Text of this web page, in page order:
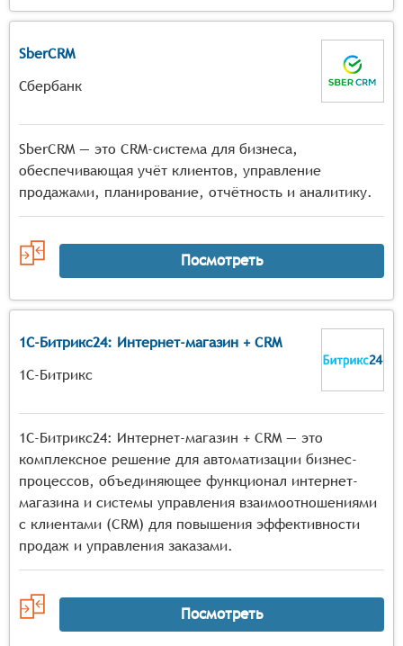
SberCRM
Сбербанк
SberCRM — это CRM-система для бизнеса,
обеспечивающая учёт клиентов, управление
продажами, планирование, отчётность и аналитику.
Посмотреть
1С-Битрикс24: Интернет-магазин + CRM
1С-Битрикс
1С-Битрикс24: Интернет-магазин + CRM — это
комплексное решение для автоматизации бизнес-
процессов, объединяющее функционал интернет-
магазина и системы управления взаимоотношениями
с клиентами (CRM) для повышения эффективности
продаж и управления заказами.
Посмотреть